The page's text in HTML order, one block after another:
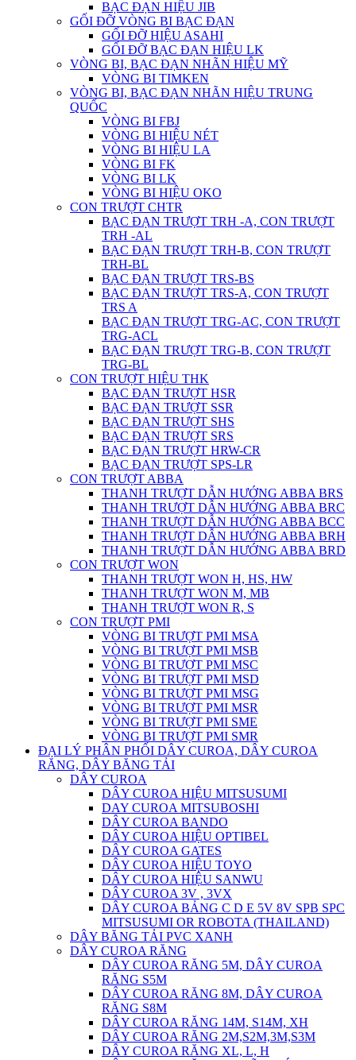
BẠC ĐẠN HIỆU JIB
GỐI ĐỠ VÒNG BI BẠC ĐẠN
GỐI ĐỠ HIỆU ASAHI
GỐI ĐỠ BẠC ĐẠN HIỆU LK
VÒNG BI, BẠC ĐẠN NHÃN HIỆU MỸ
VÒNG BI TIMKEN
VÒNG BI, BẠC ĐẠN NHÃN HIỆU TRUNG
QUỐC
VÒNG BI FBJ
VÒNG BI HIỆU NÉT
VÒNG BI HIỆU LA
VÒNG BI FK
VÒNG BI LK
VÒNG BI HIỆU OKO
CON TRƯỢT CHTR
BẠC ĐẠN TRƯỢT TRH -A, CON TRƯỢT
TRH -AL
BẠC ĐẠN TRƯỢT TRH-B, CON TRƯỢT
TRH-BL
BẠC ĐẠN TRƯỢT TRS-BS
BẠC ĐẠN TRƯỢT TRS-A, CON TRƯỢT
TRS A
BẠC ĐẠN TRƯỢT TRG-AC, CON TRƯỢT
TRG-ACL
BẠC ĐẠN TRƯỢT TRG-B, CON TRƯỢT
TRG-BL
CON TRƯỢT HIỆU THK
BẠC ĐẠN TRƯỢT HSR
BẠC ĐẠN TRƯỢT SSR
BẠC ĐẠN TRƯỢT SHS
BẠC ĐẠN TRƯỢT SRS
BẠC ĐẠN TRƯỢT HRW-CR
BẠC ĐẠN TRƯỢT SPS-LR
CON TRƯỢT ABBA
THANH TRƯỢT DẪN HƯỚNG ABBA BRS
THANH TRƯỢT DẪN HƯỚNG ABBA BRC
THANH TRƯỢT DẪN HƯỚNG ABBA BCC
THANH TRƯỢT DẪN HƯỚNG ABBA BRH
THANH TRƯỢT DẪN HƯỚNG ABBA BRD
CON TRƯỢT WON
THANH TRƯỢT WON H, HS, HW
THANH TRƯỢT WON M, MB
THANH TRƯỢT WON R, S
CON TRƯỢT PMI
VÒNG BI TRƯỢT PMI MSA
VÒNG BI TRƯỢT PMI MSB
VÒNG BI TRƯỢT PMI MSC
VÒNG BI TRƯỢT PMI MSD
VÒNG BI TRƯỢT PMI MSG
VÒNG BI TRƯỢT PMI MSR
VÒNG BI TRƯỢT PMI SME
VÒNG BI TRƯỢT PMI SMR
ĐẠI LÝ PHÂN PHỐI DÂY CUROA, DÂY CUROA
RĂNG, DÂY BĂNG TẢI
DÂY CUROA
DÂY CUROA HIỆU MITSUSUMI
DAY CUROA MITSUBOSHI
DÂY CUROA BANDO
DÂY CUROA HIỆU OPTIBEL
DÂY CUROA GATES
DÂY CUROA HIỆU TOYO
DÂY CUROA HIỆU SANWU
DÂY CUROA 3V , 3VX
DÂY CUROA BẢNG C D E 5V 8V SPB SPC
MITSUSUMI OR ROBOTA (THAILAND)
DÂY BĂNG TẢI PVC XANH
DÂY CUROA RĂNG
DÂY CUROA RĂNG 5M, DÂY CUROA
RĂNG S5M
DÂY CUROA RĂNG 8M, DÂY CUROA
RĂNG S8M
DÂY CUROA RĂNG 14M, S14M, XH
DÂY CUROA RĂNG 2M,S2M,3M,S3M
DÂY CUROA RĂNG XL, L, H